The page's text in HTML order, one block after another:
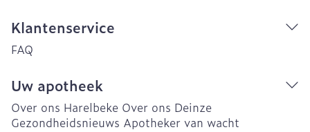
Klantenservice
FAQ
Uw apotheek
Over ons Harelbeke Over ons Deinze
Gezondheidsnieuws Apotheker van wacht